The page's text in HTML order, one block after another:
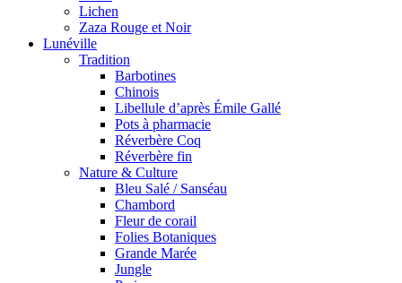
Lichen
Zaza Rouge et Noir
Lunéville
Tradition
Barbotines
Chinois
Libellule d’après Émile Gallé
Pots à pharmacie
Réverbère Coq
Réverbère fin
Nature & Culture
Bleu Salé / Sanséau
Chambord
Fleur de corail
Folies Botaniques
Grande Marée
Jungle